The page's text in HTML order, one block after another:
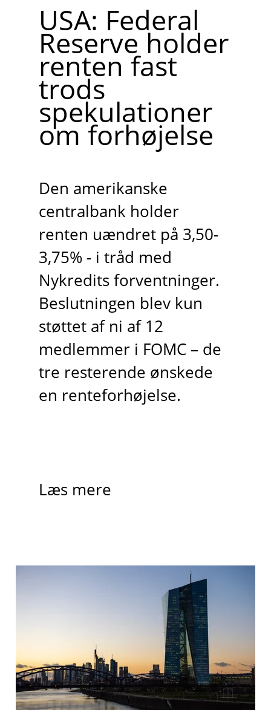
USA: Federal
Reserve holder
renten fast
trods
spekulationer
om forhøjelse
Den amerikanske
centralbank holder
renten uændret på 3,50-
3,75% - i tråd med
Nykredits forventninger.
Beslutningen blev kun
støttet af ni af 12
medlemmer i FOMC – de
tre resterende ønskede
en renteforhøjelse.
Læs mere